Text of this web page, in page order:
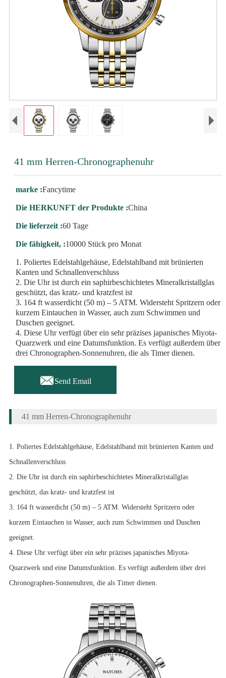
41 mm Herren-Chronographenuhr
marke :Fancytime
Die HERKUNFT der Produkte :China
Die lieferzeit :60 Tage
Die fähigkeit, :10000 Stück pro Monat
1. Poliertes Edelstahlgehäuse, Edelstahlband mit brünierten
Kanten und Schnallenverschluss
2. Die Uhr ist durch ein saphirbeschichtetes Mineralkristallglas
geschützt, das kratz- und kratzfest ist
3. 164 ft wasserdicht (50 m) – 5 ATM. Widersteht Spritzern oder
kurzem Eintauchen in Wasser, auch zum Schwimmen und
Duschen geeignet.
4. Diese Uhr verfügt über ein sehr präzises japanisches Miyota-
Quarzwerk und eine Datumsfunktion. Es verfügt außerdem über
drei Chronographen-Sonnenuhren, die als Timer dienen.
Send Email
41 mm Herren-Chronographenuhr
1. Poliertes Edelstahlgehäuse, Edelstahlband mit brünierten Kanten und
Schnallenverschluss
2. Die Uhr ist durch ein saphirbeschichtetes Mineralkristallglas
geschützt, das kratz- und kratzfest ist
3. 164 ft wasserdicht (50 m) – 5 ATM. Widersteht Spritzern oder
kurzem Eintauchen in Wasser, auch zum Schwimmen und Duschen
geeignet.
4. Diese Uhr verfügt über ein sehr präzises japanisches Miyota-
Quarzwerk und eine Datumsfunktion. Es verfügt außerdem über drei
Chronographen-Sonnenuhren, die als Timer dienen.